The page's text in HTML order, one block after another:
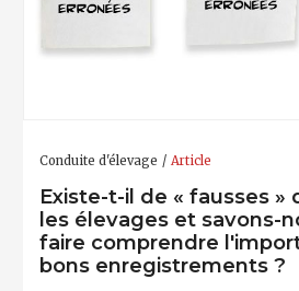
Conduite d'élevage Article
Existe-t-il de « fausses »
les élevages et savons-
faire comprendre
bons enregistrements ?